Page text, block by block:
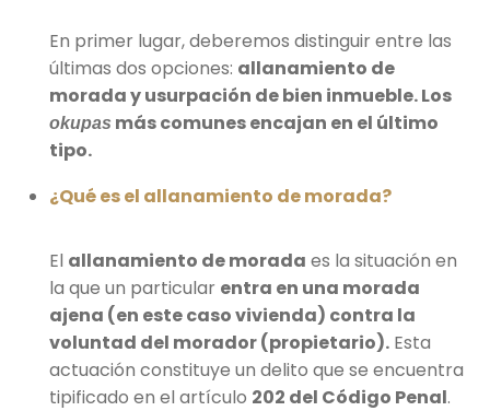
En primer lugar, deberemos distinguir entre las
últimas dos opciones: allanamiento de
morada y usurpación de bien inmueble. Los
okupas más comunes encajan en el último
tipo.
¿Qué es el allanamiento de morada?
El allanamiento de morada es la situación en
la que un particular entra en una morada
ajena (en este caso vivienda) contra la
voluntad del morador (propietario). Esta
actuación constituye un delito que se encuentra
tipificado en el artículo 202 del Código Penal.